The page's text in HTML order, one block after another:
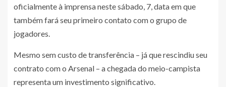
oficialmente à imprensa neste sábado, 7, data em que
também fará seu primeiro contato com o grupo de
jogadores.
Mesmo sem custo de transferência – já que rescindiu seu
contrato com o Arsenal – a chegada do meio-campista
representa um investimento significativo.